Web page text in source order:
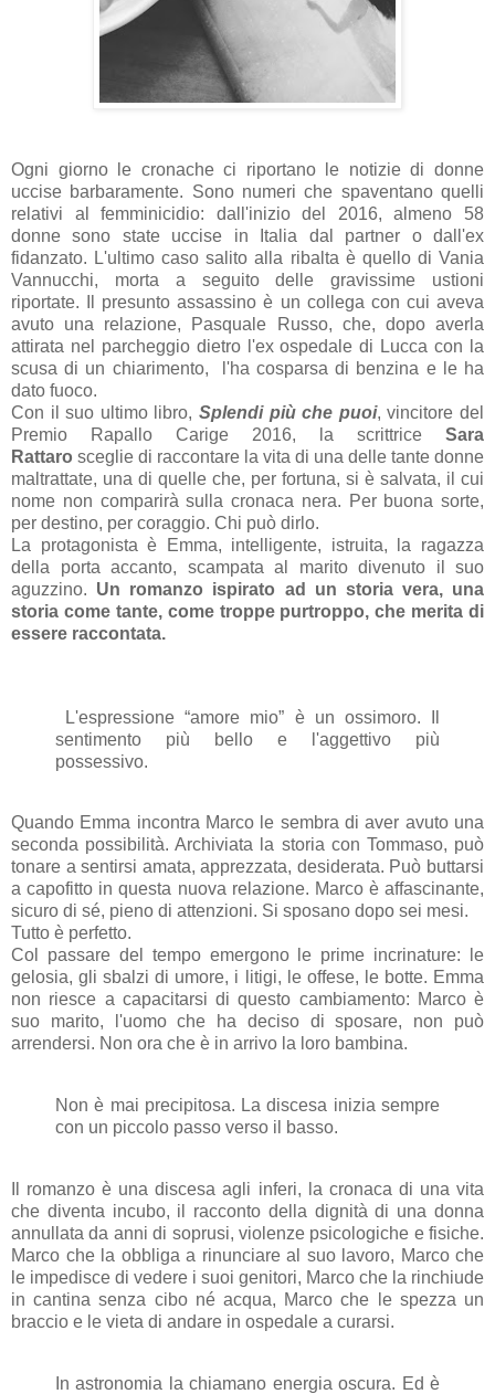
Ogni giorno le cronache ci riportano le notizie di donne
uccise barbaramente. Sono numeri che spaventano quelli
relativi al femminicidio: dall'inizio del 2016, almeno 58
donne sono state uccise in Italia dal partner o dall'ex
fidanzato. L'ultimo caso salito alla ribalta è quello di Vania
Vannucchi, morta a seguito delle gravissime ustioni
riportate. Il presunto assassino è un collega con cui aveva
avuto una relazione, Pasquale Russo, che, dopo averla
attirata nel parcheggio dietro l'ex ospedale di Lucca con la
scusa di un chiarimento, l'ha cosparsa di benzina e le ha
dato fuoco.
Con il suo ultimo libro, Splendi più che puoi, vincitore del
Premio Rapallo Carige 2016, la scrittrice Sara
Rattaro sceglie di raccontare la vita di una delle tante donne
maltrattate, una di quelle che, per fortuna, si è salvata, il cui
nome non comparirà sulla cronaca nera. Per buona sorte,
per destino, per coraggio. Chi può dirlo.
La protagonista è Emma, intelligente, istruita, la ragazza
della porta accanto, scampata al marito divenuto il suo
aguzzino. Un romanzo ispirato ad un storia vera, una
storia come tante, come troppe purtroppo, che merita di
essere raccontata.
L'espressione “amore mio” è un ossimoro. Il
sentimento più bello e l'aggettivo più
possessivo.
Quando Emma incontra Marco le sembra di aver avuto una
seconda possibilità. Archiviata la storia con Tommaso, può
tonare a sentirsi amata, apprezzata, desiderata. Può buttarsi
a capofitto in questa nuova relazione. Marco è affascinante,
sicuro di sé, pieno di attenzioni. Si sposano dopo sei mesi.
Tutto è perfetto.
Col passare del tempo emergono le prime incrinature: le
gelosia, gli sbalzi di umore, i litigi, le offese, le botte. Emma
non riesce a capacitarsi di questo cambiamento: Marco è
suo marito, l'uomo che ha deciso di sposare, non può
arrendersi. Non ora che è in arrivo la loro bambina.
Non è mai precipitosa. La discesa inizia sempre
con un piccolo passo verso il basso.
Il romanzo è una discesa agli inferi, la cronaca di una vita
che diventa incubo, il racconto della dignità di una donna
annullata da anni di soprusi, violenze psicologiche e fisiche.
Marco che la obbliga a rinunciare al suo lavoro, Marco che
le impedisce di vedere i suoi genitori, Marco che la rinchiude
in cantina senza cibo né acqua, Marco che le spezza un
braccio e le vieta di andare in ospedale a curarsi.
In astronomia la chiamano energia oscura. Ed è